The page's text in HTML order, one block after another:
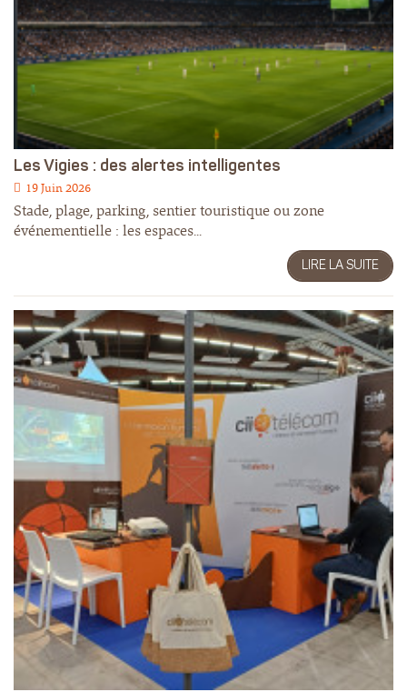
Les Vigies : des alertes intelligentes
19 Juin 2026
Stade, plage, parking, sentier touristique ou zone
événementielle : les espaces...
LIRE LA SUITE
EN SAVOIR +